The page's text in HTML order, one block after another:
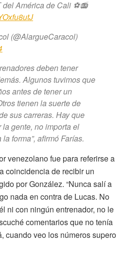
del América de Cali ⚽📻
(@AlargueCaracol)
deben tener
Algunos tuvimos que
antes de tener un
tienen la suerte de
sus carreras. Hay que
la gente, no importa el
forma”, afirmó Farías.
venezolano fue para referirse a
coincidencia de recibir un
por González. “Nunca salí a
nada en contra de Lucas. No
ni con ningún entrenador, no le
comentarios que no tenía
cuando veo los números supero